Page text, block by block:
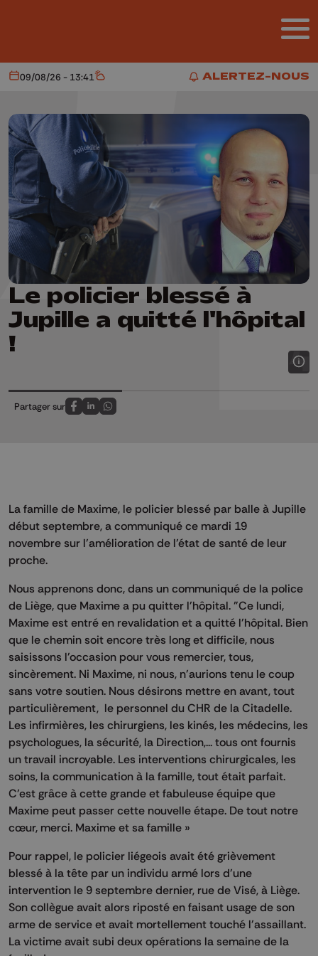
ALERTEZ-NOUS
ALERTEZ-NOUS
Aujourd'hui
09/08/26 - 13:41 Météo
Le policier blessé à
Jupille a quitté l'hôpital
!
Partager sur
Partagez sur FaceBook
Partagez sur LinkedIn
Partagez sur Whatsapp
La famille de Maxime, le policier blessé par balle à Jupille
début septembre, a communiqué ce mardi 19
novembre sur l'amélioration de l'état de santé de leur
proche.
Nous apprenons donc, dans un communiqué de la police
de Liège, que Maxime a pu quitter l'hôpital. "Ce lundi,
Maxime est entré en revalidation et a quitté l'hôpital. Bien
que le chemin soit encore très long et difficile, nous
saisissons l'occasion pour vous remercier, tous,
sincèrement. Ni Maxime, ni nous, n'aurions tenu le coup
sans votre soutien. Nous désirons mettre en avant, tout
particulièrement, le personnel du CHR de la Citadelle.
Les infirmières, les chirurgiens, les kinés, les médecins, les
psychologues, la sécurité, la Direction,... tous ont fournis
un travail incroyable. Les interventions chirurgicales, les
soins, la communication à la famille, tout était parfait.
C'est grâce à cette grande et fabuleuse équipe que
Maxime peut passer cette nouvelle étape. De tout notre
cœur, merci. Maxime et sa famille »
Pour rappel, le policier liégeois avait été grièvement
blessé à la tête par un individu armé lors d'une
intervention le 9 septembre dernier, rue de Visé, à Liège.
Son collègue avait alors riposté en faisant usage de son
arme de service et avait mortellement touché l'assaillant.
La victime avait subi deux opérations la semaine de la